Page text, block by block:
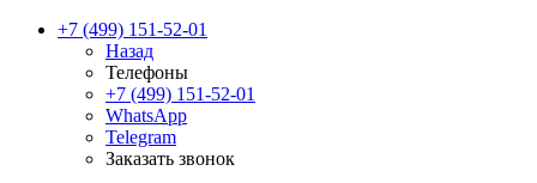
+7 (499) 151-52-01
Назад
Телефоны
+7 (499) 151-52-01
WhatsApp
Telegram
Заказать звонок